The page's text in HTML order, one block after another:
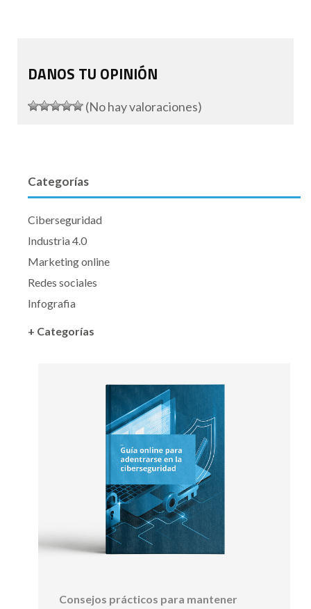
DANOS TU OPINIÓN
(No hay valoraciones)
Categorías
Ciberseguridad
Industria 4.0
Marketing online
Redes sociales
Infografia
+ Categorías
Consejos prácticos para mantener